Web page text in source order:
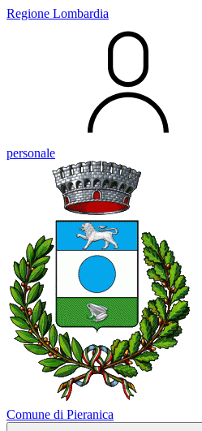
Regione Lombardia
personale
Comune di Pieranica